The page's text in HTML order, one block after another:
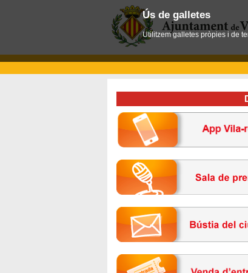
Ús de galletes
Utilitzem galletes pròpies i de